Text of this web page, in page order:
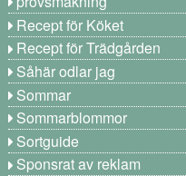
Recept för Köket
Recept för Trädgården
Såhär odlar jag
Sommar
Sommarblommor
Sortguide
Sponsrat av reklam